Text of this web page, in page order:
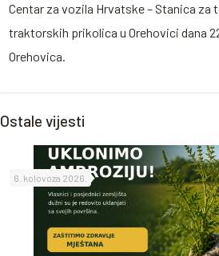
Centar za vozila Hrvatske – Stanica
traktorskih prikolica u Orehovici dana
Orehovica.
Ostale vijesti
6. kolovoza 2026.